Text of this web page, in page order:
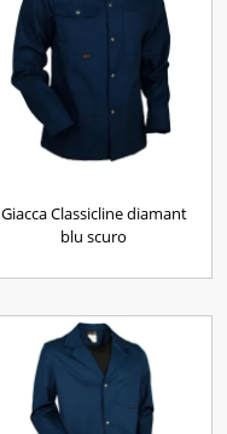
Giacca Classicline diamant
blu scuro